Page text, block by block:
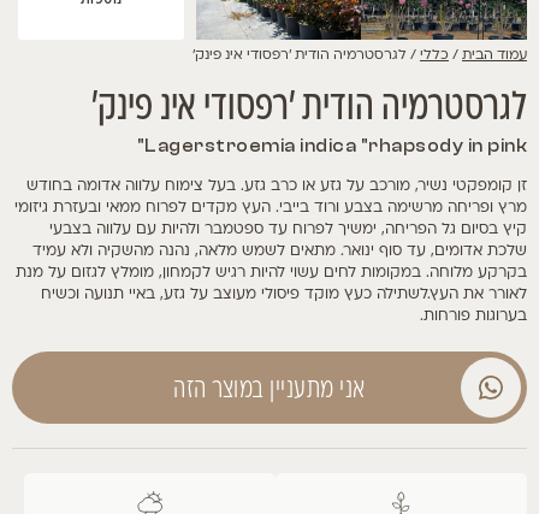
עמוד הבית/כללי/ לגרסטרמיה הודית 'רפסודי אינ פינק'
לגרסטרמיה הודית 'רפסודי אינ פינק'
Lagerstroemia indica "rhapsody in pink"
זן קומפקטי נשיר, מורכב על גזע או כרב גזע. בעל צימוח עלווה אדומה בחודש
מרץ ופריחה מרשימה בצבע ורוד בייבי. העץ מקדים לפרוח ממאי ובעזרת גיזומי
קיץ בסיום גל הפריחה, ימשיך לפרוח עד ספטמבר ולהיות עם עלווה בצבעי
שלכת אדומים, עד סוף ינואר. מתאים לשמש מלאה, נהנה מהשקיה ולא עמיד
בקרקע מלוחה. במקומות לחים עשוי להיות רגיש לקמחון, מומלץ לגזום על מנת
לאורר את העץ.לשתילה כעץ מוקד פיסולי מעוצב על גזע, באיי תנועה וכשיח
בערוגות פורחות.
אני מתעניין במוצר הזה